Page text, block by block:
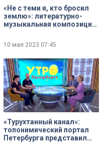
«Не с теми я, кто бросил
землю»: литературно-
музыкальная композиция
Капелле
10 мая 2023 07:45
«Турухтанный канал»:
топонимический портал
Петербурга представил